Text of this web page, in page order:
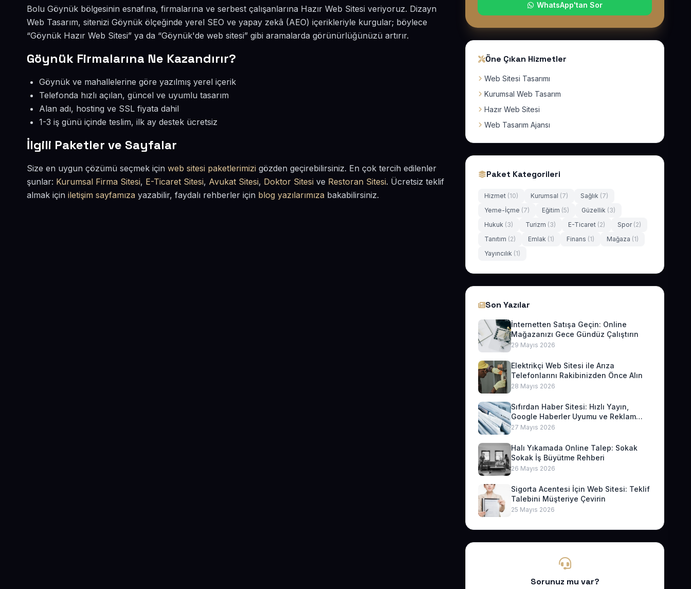
Bolu Göynük bölgesinin esnafına, firmalarına ve serbest çalışanlarına Hazır Web Sitesi veriyoruz. Dizayn
Web Tasarım, sitenizi Göynük ölçeğinde yerel SEO ve yapay zekâ (AEO) içerikleriyle kurgular; böylece
“Göynük Hazır Web Sitesi” ya da “Göynük'de web sitesi” gibi aramalarda görünürlüğünüzü artırır.
Göynük Firmalarına Ne Kazandırır?
Göynük ve mahallelerine göre yazılmış yerel içerik
Telefonda hızlı açılan, güncel ve uyumlu tasarım
Alan adı, hosting ve SSL fiyata dahil
1-3 iş günü içinde teslim, ilk ay destek ücretsiz
İlgili Paketler ve Sayfalar
Size en uygun çözümü seçmek için web sitesi paketlerimizi gözden geçirebilirsiniz. En çok tercih edilenler
şunlar: Kurumsal Firma Sitesi, E-Ticaret Sitesi, Avukat Sitesi, Doktor Sitesi ve Restoran Sitesi. Ücretsiz teklif
almak için iletişim sayfamıza yazabilir, faydalı rehberler için blog yazılarımıza bakabilirsiniz.
WhatsApp'tan Sor
Öne Çıkan Hizmetler
Web Sitesi Tasarımı
Kurumsal Web Tasarım
Hazır Web Sitesi
Web Tasarım Ajansı
Paket Kategorileri
Hizmet (10) Kurumsal (7) Sağlık (7)
Yeme-İçme (7) Eğitim (5) Güzellik (3)
Hukuk (3) Turizm (3) E-Ticaret (2) Spor (2)
Tanıtım (2) Emlak (1) Finans (1) Mağaza (1)
Yayıncılık (1)
Son Yazılar
İnternetten Satışa Geçin: Online
Mağazanızı Gece Gündüz Çalıştırın
29 Mayıs 2026
Elektrikçi Web Sitesi ile Arıza
Telefonlarını Rakibinizden Önce Alın
28 Mayıs 2026
Sıfırdan Haber Sitesi: Hızlı Yayın,
Google Haberler Uyumu ve Reklam
Geliri
27 Mayıs 2026
Halı Yıkamada Online Talep: Sokak
Sokak İş Büyütme Rehberi
26 Mayıs 2026
Sigorta Acentesi İçin Web Sitesi: Teklif
Talebini Müşteriye Çevirin
25 Mayıs 2026
Sorunuz mu var?